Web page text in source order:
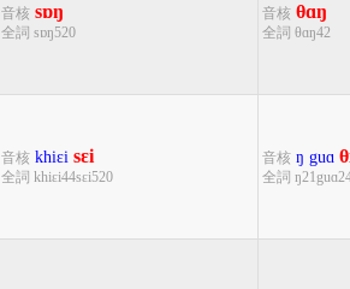
音核 sɒŋ
全詞 sɒŋ520
音核 θɑŋ
全詞 θɑŋ42
音核 khiɛi sɛi
全詞 khiɛi44sɛi520
音核 ŋ guɑ
全詞